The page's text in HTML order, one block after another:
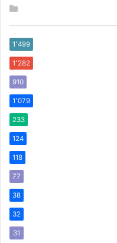
1٬499
1٬282
910
1٬079
233
124
118
77
38
32
31